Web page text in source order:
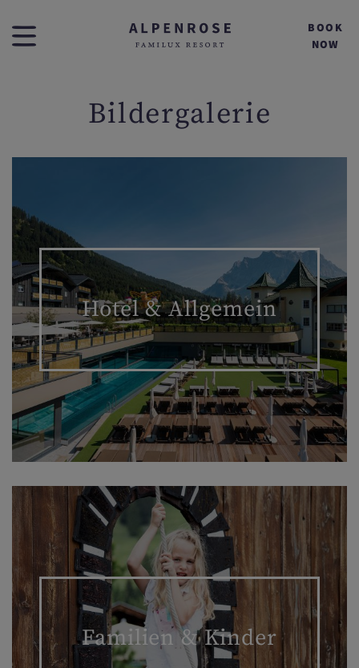
BOOK
NOW
Bildergalerie
Hotel & Allgemein
Familien & Kinder